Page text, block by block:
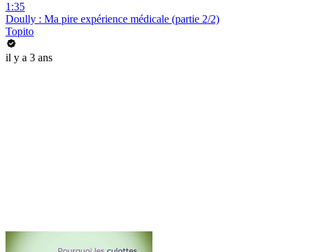
1:35
Doully : Ma pire expérience médicale (partie 2/2)
Topito
il y a 3 ans